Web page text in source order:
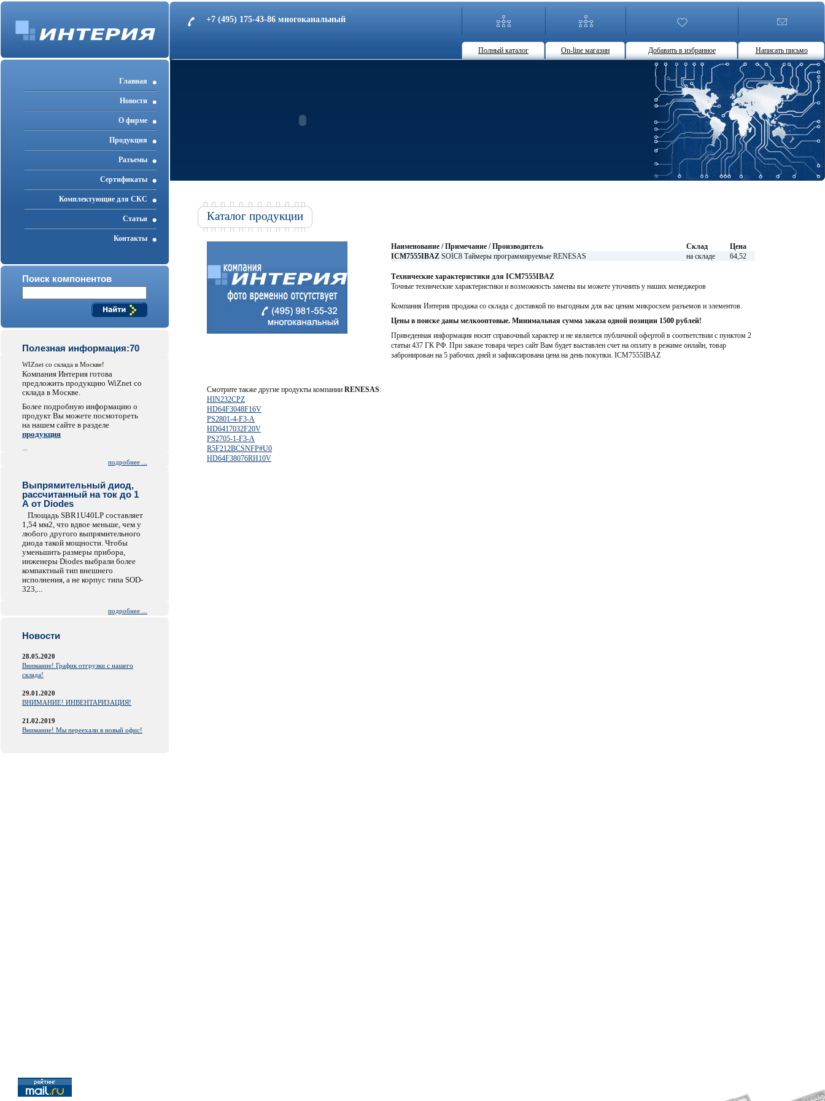
+7 (495) 175-43-86 многоканальный
Полный каталог On-line магазин Добавить в избранное Написать письмо
Главная
Новости
О фирме
Продукция
Разъемы
Cертификаты
Комплектующие для СКС
Статьи
Контакты
Поиск компонентов
Полезная информация:70
WIZnet со склада в Москве!
Компания Интерия готова
предложить продукцию WiZnet со
склада в Москве.
Более подробную информацию о
продукт Вы можете посмотореть
на нашем сайте в разделе
продукция
подробнее ...
Выпрямительный диод,
рассчитанный на ток до 1
А от Diodes
Площадь SBR1U40LP составляет
1,54 мм2, что вдвое меньше, чем у
любого другого выпрямительного
диода такой мощности. Чтобы
уменьшить размеры прибора,
инженеры Diodes выбрали более
компактный тип внешнего
исполнения, а не корпус типа SOD-
323,...
подробнее ...
Новости
28.05.2020
Внимание! График отгрузки с нашего
склада!
29.01.2020
ВНИМАНИЕ! ИНВЕНТАРИЗАЦИЯ!
21.02.2019
Внимание! Мы переехали в новый офис!
Каталог продукции
Наименование / Примечание / Производитель Склад
Цена
ICM7555IBAZ SOIC8 Таймеры программируемые RENESAS на складе 64,52
Технические характеристики для ICM7555IBAZ
Точные технические характеристики и возможность замены вы можете уточнить у наших менеджеров
Компания Интерия продажа со склада с доставкой по выгодным для вас ценам микросхем разъемов и элементов.
Цены в поиске даны мелкооптовые. Минимальная сумма заказа одной позиции 1500 рублей!
Приведенная информация носит справочный характер и не является публичной офертой в соответствии с пунктом 2
статьи 437 ГК РФ. При заказе товара через сайт Вам будет выставлен счет на оплату в режиме онлайн, товар
забронирован на 5 рабочих дней и зафиксирована цена на день покупки. ICM7555IBAZ
Смотрите также другие продукты компании RENESAS:
HIN232CPZ
HD64F3048F16V
PS2801-4-F3-A
HD6417032F20V
PS2705-1-F3-A
R5F212BCSNFP#U0
HD64F38076RH10V